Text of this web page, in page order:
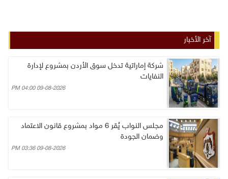
آخر الأخبار
شركة إماراتية تدخل سوق الأردن بمشروع لإدارة
النفايات
09-08-2026 04:00 PM
مجلس النواب يُقر 6 مواد بمشروع قانون الاعتماد
وضمان الجودة
09-08-2026 03:36 PM